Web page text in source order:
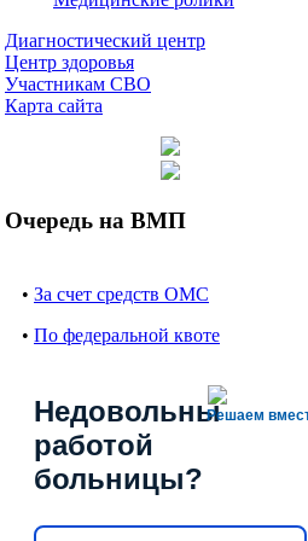
Диагностический центр
Центр здоровья
Участникам СВО
Карта сайта
Очередь на ВМП
• За счет средств ОМС
• По федеральной квоте
Решаем
Недовольны
работой
больницы?